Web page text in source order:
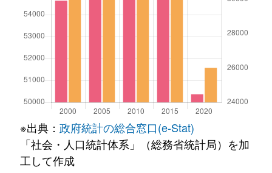
※出典： 政府統計の総合窓口(e-Stat)
「社会・人口統計体系」（総務省統計局）を加
工して作成